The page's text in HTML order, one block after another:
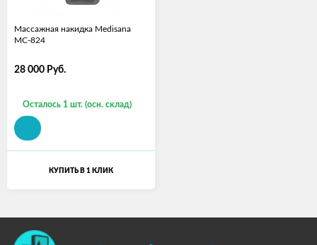
Массажная накидка Medisana
MC-824
28 000 Руб.
Осталось 1 шт. (осн. склад)
КУПИТЬ В 1 КЛИК